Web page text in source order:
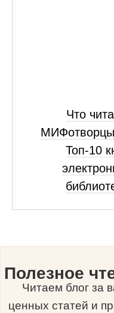
Что
Топ-10
Полезное
Читаем блог за
ценных статей и